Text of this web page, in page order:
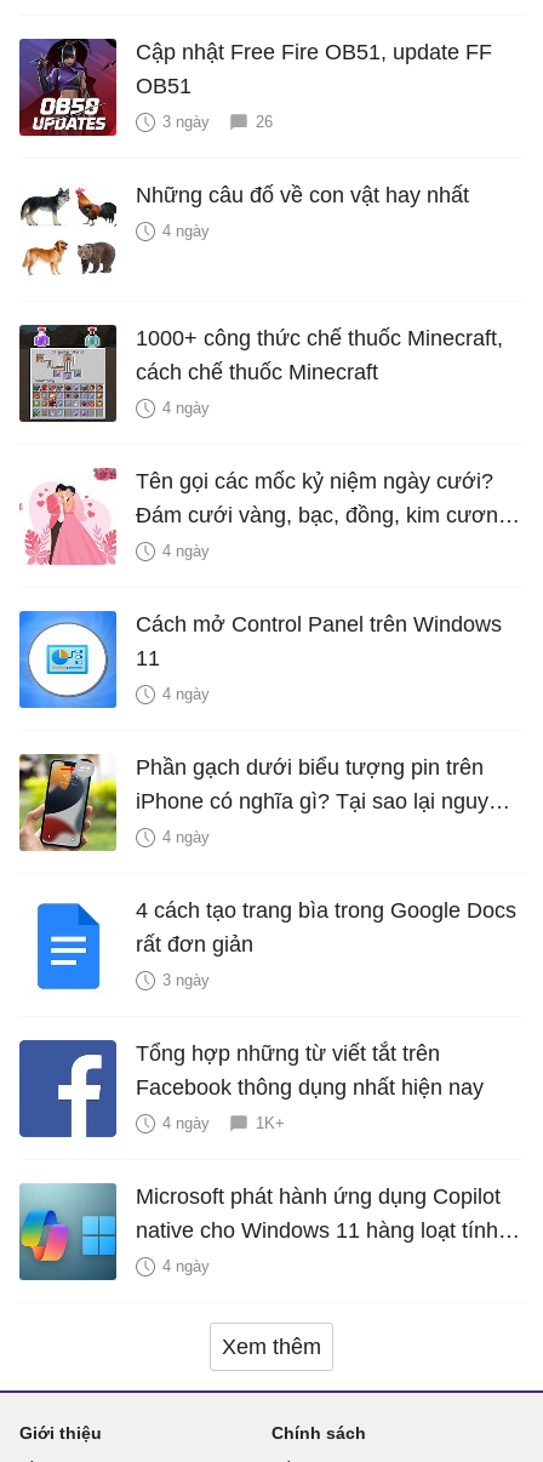
Cập nhật Free Fire OB51, update FF
OB51
3 ngày 26
Những câu đố về con vật hay nhất
4 ngày
1000+ công thức chế thuốc Minecraft,
cách chế thuốc Minecraft
4 ngày
Tên gọi các mốc kỷ niệm ngày cưới?
Đám cưới vàng, bạc, đồng, kim cương
là bao nhiêu năm?
4 ngày
Cách mở Control Panel trên Windows
11
4 ngày
Phần gạch dưới biểu tượng pin trên
iPhone có nghĩa gì? Tại sao lại nguy
hiểm?
4 ngày
4 cách tạo trang bìa trong Google Docs
rất đơn giản
3 ngày
Tổng hợp những từ viết tắt trên
Facebook thông dụng nhất hiện nay
4 ngày 1K+
Microsoft phát hành ứng dụng Copilot
native cho Windows 11 hàng loạt tính
năng mới Hữu Ích
4 ngày
Xem thêm
Giới thiệu
Chính sách